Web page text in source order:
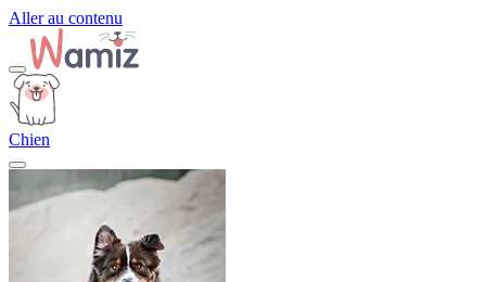
Aller au contenu
Chien